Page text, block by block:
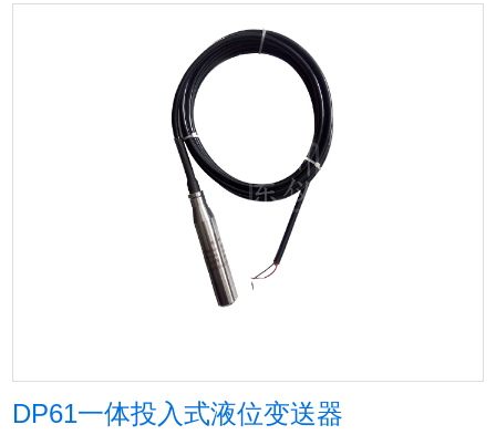
DP61一体投入式液位变送器